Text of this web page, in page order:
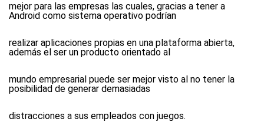
mejor para las empresas las cuales, gracias a tener a
Android como sistema operativo podrían
realizar aplicaciones propias en una plataforma abierta,
además el ser un producto orientado al
mundo empresarial puede ser mejor visto al no tener la
posibilidad de generar demasiadas
distracciones a sus empleados con juegos.